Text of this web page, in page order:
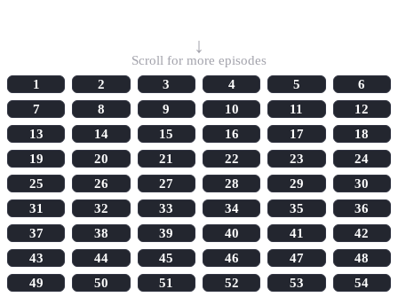
↓
Scroll for more episodes
1
2 3 4 5
6
7
8 9 10 11
12
13
14 15 16 17
18
19
20 21 22 23
24
25
26 27 28 29
30
31
32 33 34 35
36
37
38 39 40 41
42
43
44 45 46 47
48
49
50 51 52 53
54